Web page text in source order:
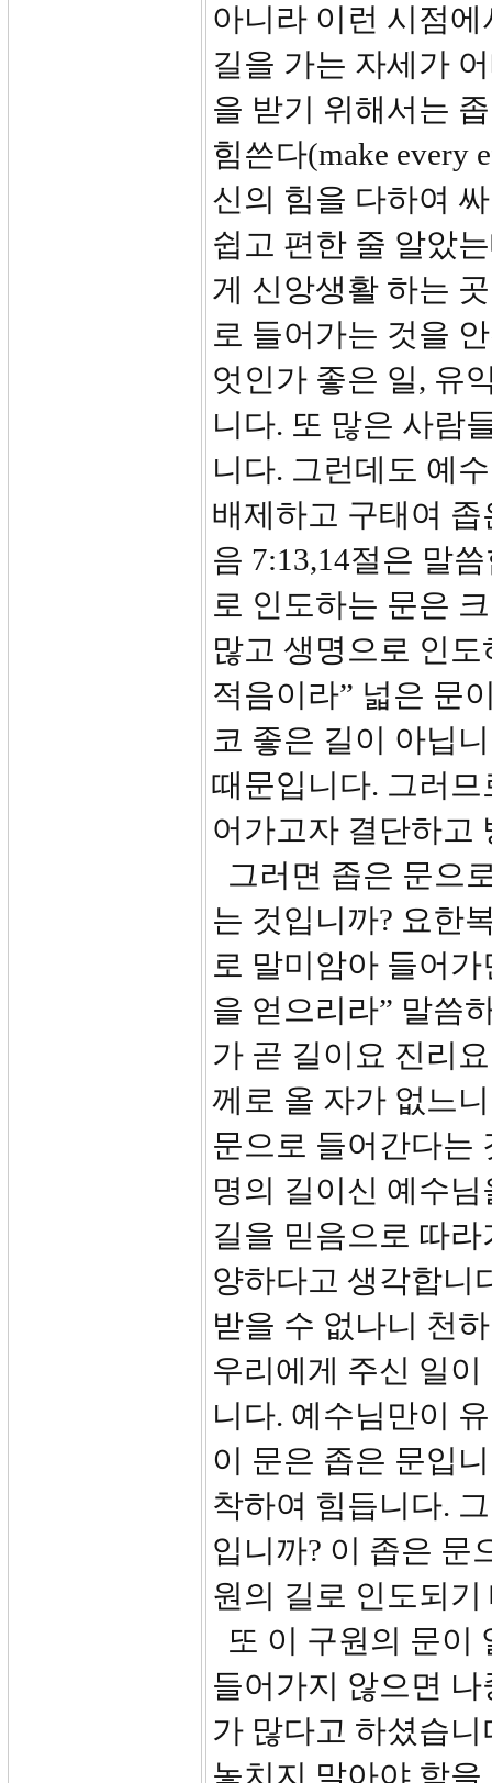
아니라 이런 시점
길을 가는 자세가
을 받기 위해서는
힘쓴다(make every
신의 힘을 다하여
쉽고 편한 줄 알았
게 신앙생활 하는
로 들어가는 것을
엇인가 좋은 일, 유
니다. 또 많은 사람
니다. 그런데도 예
배제하고 구태여
음 7:13,14절은 말
로 인도하는 문은
많고 생명으로 인
적음이라” 넓은 문
코 좋은 길이 아닙
때문입니다. 그러
어가고자 결단하고
그러면 좁은 문으
는 것입니까? 요한
로 말미암아 들어
을 얻으리라” 말씀
가 곧 길이요 진리
께로 올 자가 없느
문으로 들어간다는
명의 길이신 예수
길을 믿음으로 따
양하다고 생각합니
받을 수 없나니 천
우리에게 주신 일
니다. 예수님만이
이 문은 좁은 문입
착하여 힘듭니다.
입니까? 이 좁은 문
원의 길로 인도되
또 이 구원의 문이
들어가지 않으면
가 많다고 하셨습
놓치지 말아야 함